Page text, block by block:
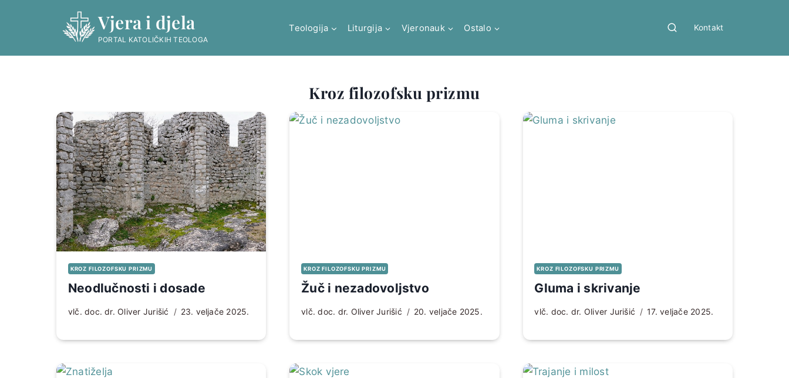
Vjera i djela
PORTAL KATOLIČKIH TEOLOGA
Teologija Liturgija Vjeronauk Ostalo Kontakt
Kroz filozofsku prizmu
KROZ FILOZOFSKU PRIZMU
Neodlučnosti i dosade
vlč. doc. dr. Oliver Jurišić 23. veljače 2025.
KROZ FILOZOFSKU PRIZMU
Žuč i nezadovoljstvo
vlč. doc. dr. Oliver Jurišić 20. veljače 2025.
KROZ FILOZOFSKU PRIZMU
Gluma i skrivanje
vlč. doc. dr. Oliver Jurišić 17. veljače 2025.